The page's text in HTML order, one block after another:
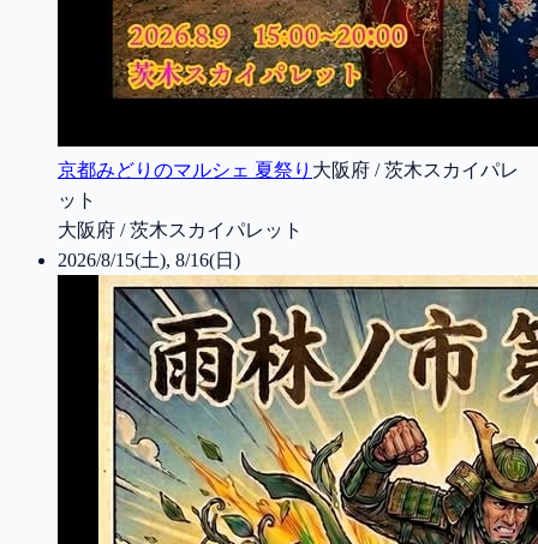
京都みどりのマルシェ 夏祭り 大阪府 / 茨木スカイパレ
ット
大阪府 / 茨木スカイパレット
2026/8/15(土), 8/16(日)